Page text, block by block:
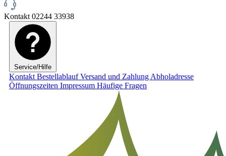
Kontakt 02244 33938
Service/Hilfe
Kontakt BestellablaufVersand und Zahlung Abholadresse
Öffnungszeiten Impressum Häufige Fragen